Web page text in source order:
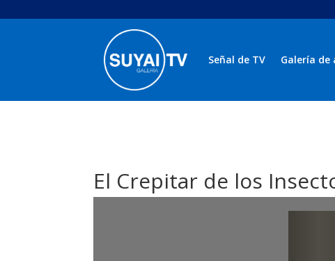
Señal de TV Galería de
El Crepitar de los